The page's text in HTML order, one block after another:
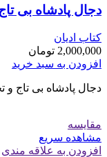
دجال پادشاه بی
کتاب ادیان
2,000,000 تومان
افزودن به سبد خرید
دجال پادشاه بی تاج
مقایسه
مشاهده سریع
افزودن به علاقه مندی